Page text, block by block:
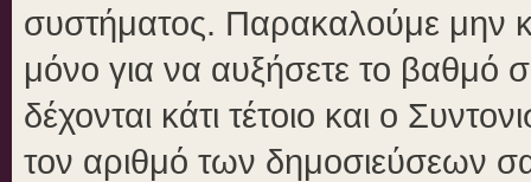
συστήματος. Παρακαλούμε μην
μόνο για να αυξήσετε το βαθμό
δέχονται κάτι τέτοιο και ο
τον αριθμό των δημοσιεύσεων